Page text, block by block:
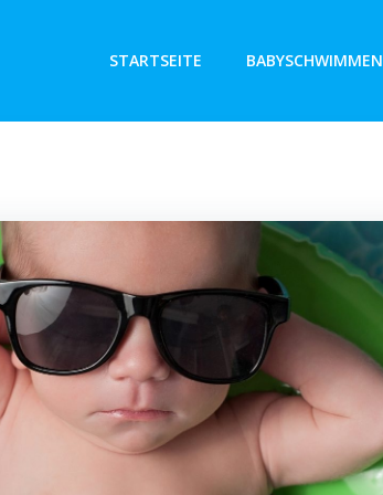
STARTSEITE BABYSCHWIMMEN